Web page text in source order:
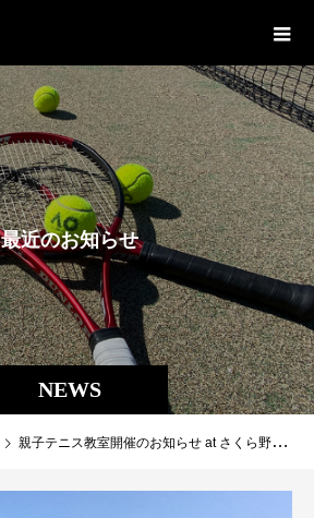
NEWS
最近のお知らせ
親子テニス教室開催のお知らせ at さくら野火止